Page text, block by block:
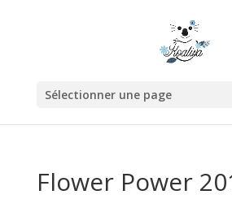
Sélectionner une page
Flower Power